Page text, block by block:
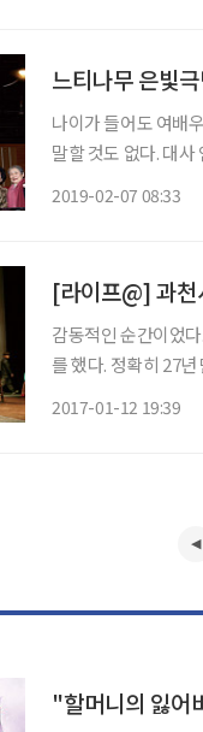
느티나무 은빛
나이가 들어도 여배
말할 것도 없다. 대
2019-02-07 08:33
[라이프@] 과
감동적인 순간이었
를 했다. 정확히 27
2017-01-12 19:39